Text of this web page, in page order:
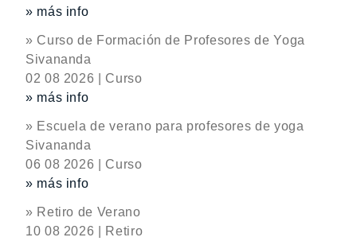
» más info
» Curso de Formación de Profesores de Yoga
Sivananda
02 08 2026 | Curso
» más info
» Escuela de verano para profesores de yoga
Sivananda
06 08 2026 | Curso
» más info
» Retiro de Verano
10 08 2026 | Retiro